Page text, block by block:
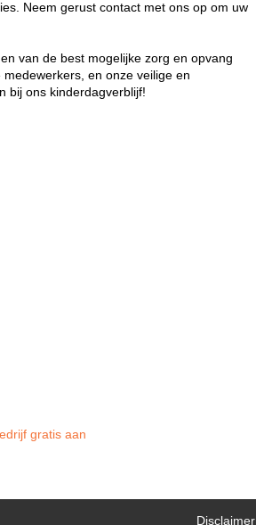
Neem gerust contact met ons op om uw
van de best mogelijke zorg en opvang
en onze veilige en
bij ons kinderdagverblijf!
gratis aan
Disclaimer